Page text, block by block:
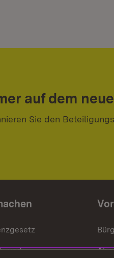
auf dem
Sie den
und